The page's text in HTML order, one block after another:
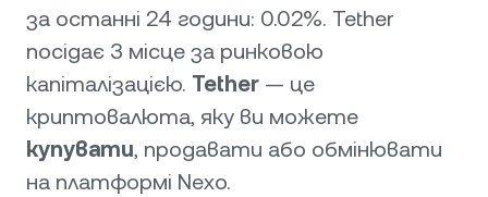
за останні 24 години: 0.02%. Tether
посідає 3 місце за ринковою
капіталізацією. Tether — це
криптовалюта, яку ви можете
купувати, продавати або обмінювати
на платформі Nexo.